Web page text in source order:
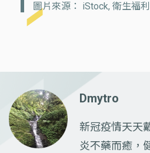
圖片來源： iStock, 衛生福
Dmytro
新冠疫情天天
炎不藥而癒，